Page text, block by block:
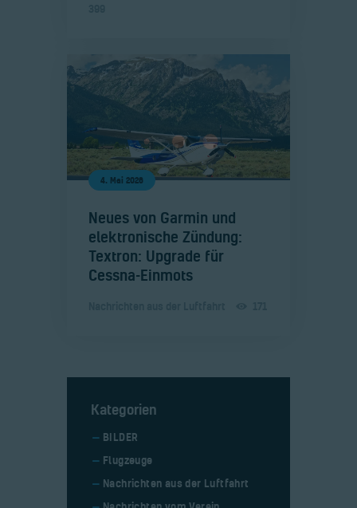
4. Mai 2026
​Neues von Garmin und
elektronische Zündung:
Textron: Upgrade für
Cessna-Einmots
Kategorien
BILDER
Flugzeuge
Nachrichten aus der Luftfahrt